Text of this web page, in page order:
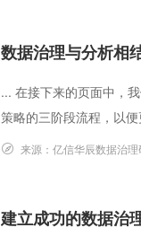
数据治理与分析相
... 在接下来的页面中，
策略的三阶段流程，以
来源： 亿信华辰数据治理
建立成功的数据治